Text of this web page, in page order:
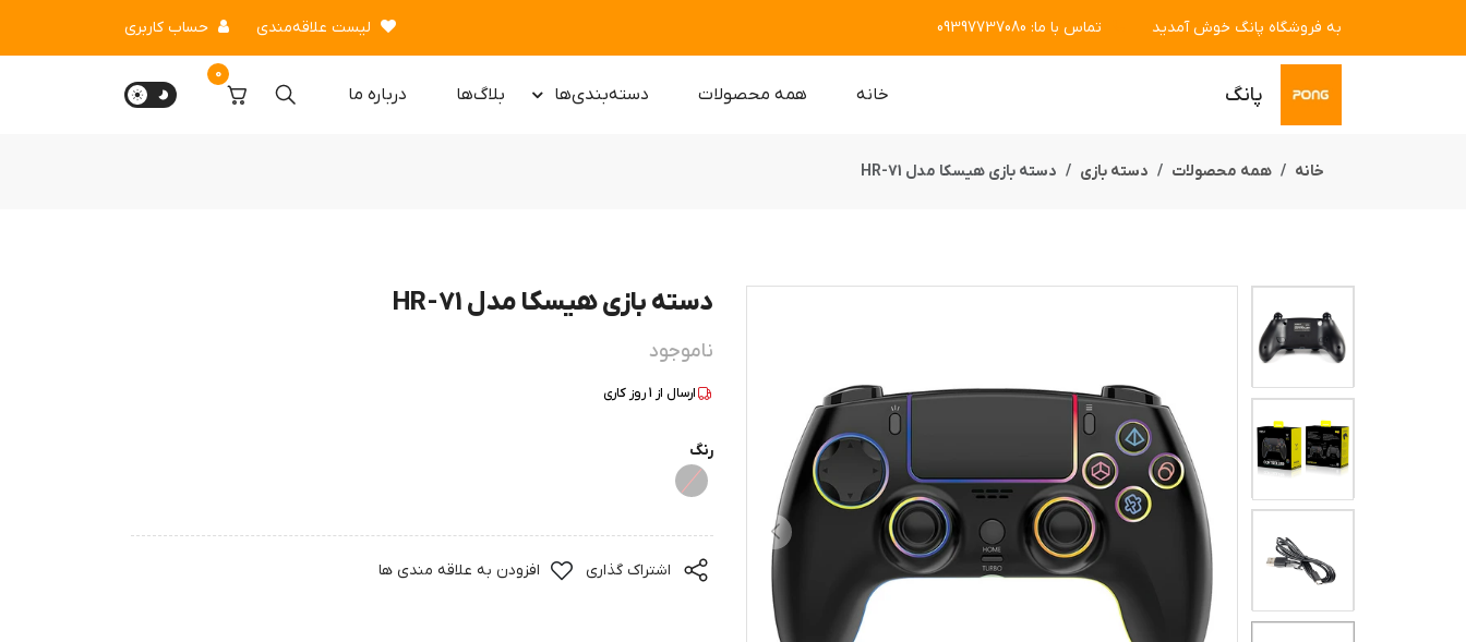
به فروشگاه پانگ خوش آمدید تماس با ما:
09397737080 لیست علاقه‌مندی حساب کاربری
پانگ خانه همه محصولات دسته‌بندی‌ها بلاگ‌ها درباره‌ ما
0
خانه همه محصولات دسته بازی دسته بازی هیسکا مدل HR-71
دسته بازی هیسکا مدل HR-71
ناموجود
ارسال از 1روز کاری
رنگ
اشتراک گذاری افزودن به علاقه مندی ها